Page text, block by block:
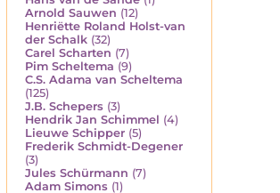
Arnold Sauwen (12)
Henriëtte Roland Holst-van
der Schalk (32)
Carel Scharten (7)
Pim Scheltema (9)
C.S. Adama van Scheltema
(125)
J.B. Schepers (3)
Hendrik Jan Schimmel (4)
Lieuwe Schipper (5)
Frederik Schmidt-Degener
(3)
Jules Schürmann (7)
Adam Simons (1)